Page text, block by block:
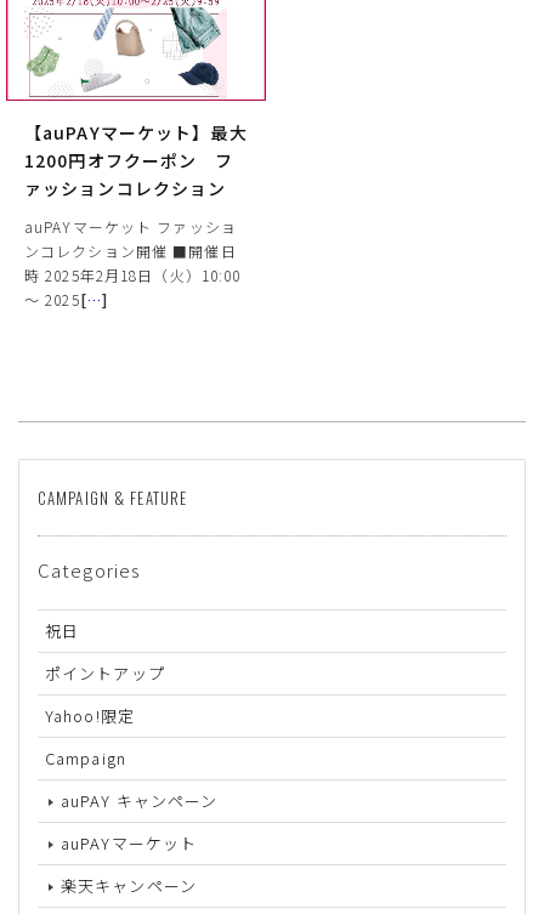
【auPAYマーケット】最大
1200円オフクーポン フ
ァッションコレクション
auPAYマーケット ファッショ
ンコレクション開催 ■開催日
時 2025年2月18日（火）10:00
～ 2025[…]
CAMPAIGN & FEATURE
Categories
祝日
ポイントアップ
Yahoo!限定
Campaign
auPAY キャンペーン
auPAYマーケット
楽天キャンペーン
カラー
絞り込んで検索する